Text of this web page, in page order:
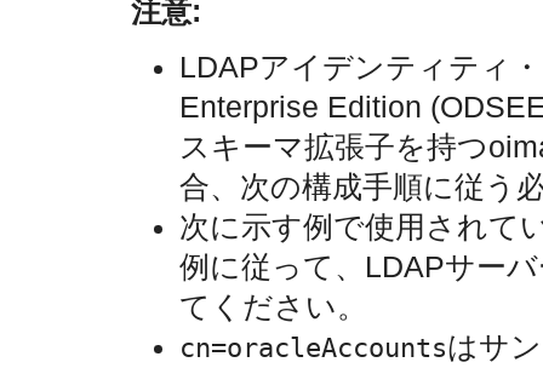
注意:
LDAPアイデンティティ
Enterprise Edition
スキーマ拡張子を持つ
合、次の構成手順に従う
次に示す例で使用されて
例に従って、LDAPサー
てください。
cn=oracleAccountsはサ